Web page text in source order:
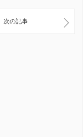
次の記事